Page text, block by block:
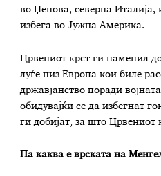
во Џенова, северна Италија,
избега во Јужна Америка.
Црвениот крст ги наменил
луѓе низ Европа кои биле
државјанство поради
обидувајќи се да избегнат
ги добијат, за што Црвениот
Па каква е врската на